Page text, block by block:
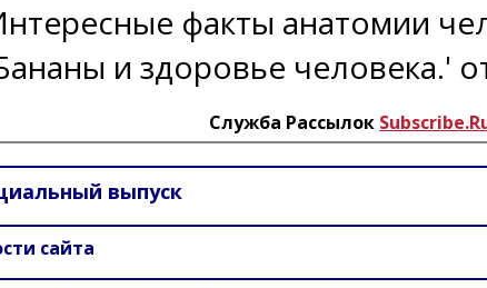
факты анатомии
и здоровье человека.'
Служба Рассылок
выпуск
сайта